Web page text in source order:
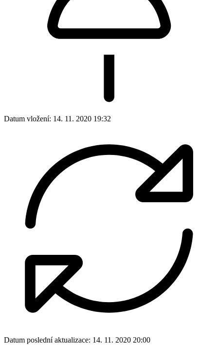
Datum vložení: 14. 11. 2020 19:32
Datum poslední aktualizace: 14. 11. 2020 20:00